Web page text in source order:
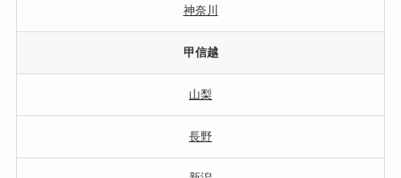
神奈川
甲信越
山梨
長野